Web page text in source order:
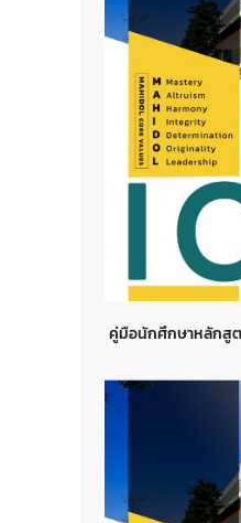
คู่มือนักศึกษาหลักสูต